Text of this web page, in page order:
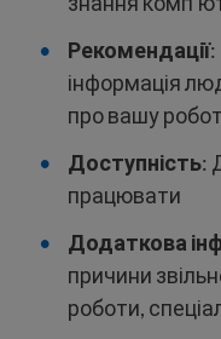
Рекомендації:
інформація
про вашу
Доступність:
працювати
Додаткова
причини
роботи,